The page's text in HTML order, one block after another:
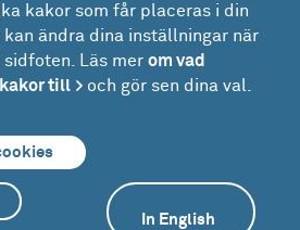
beställning
Om kakor
kakor som får placeras i din
ändra dina inställningar när
sidfoten. Läs merom vad
kakor till
och gör sen dina val.
In English